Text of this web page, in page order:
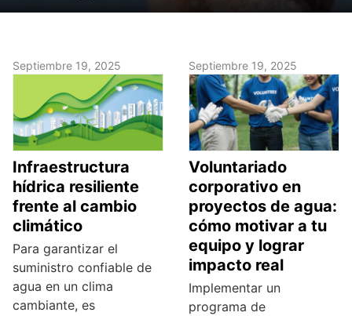
Septiembre 19, 2025
Infraestructura
hídrica resiliente
frente al cambio
climático
Para garantizar el
suministro confiable de
agua en un clima
cambiante, es
Septiembre 19, 2025
Voluntariado
corporativo en
proyectos de agua:
cómo motivar a tu
equipo y lograr
impacto real
Implementar un
programa de